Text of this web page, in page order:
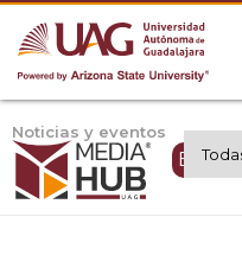
Noticias y eventos